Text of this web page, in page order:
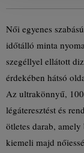
Női egyenes
időtálló minta
szegéllyel ellátott
érdekében hátsó
Az ultrakönnyű,
légáteresztést és
ötletes darab,
kiemeli majd